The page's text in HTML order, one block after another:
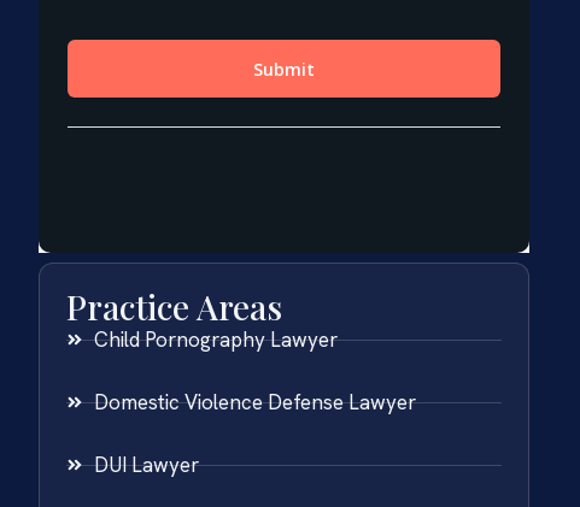
Practice Areas
Child Pornography Lawyer
Domestic Violence Defense Lawyer
DUI Lawyer